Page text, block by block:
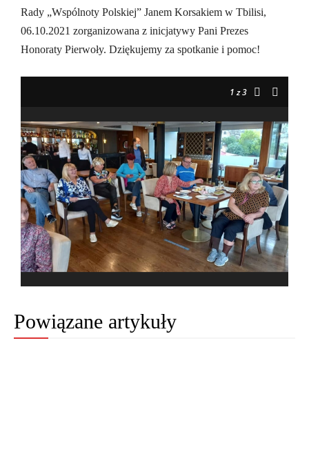
Rady „Wspólnoty Polskiej” Janem Korsakiem w Tbilisi,
06.10.2021 zorganizowana z inicjatywy Pani Prezes
Honoraty Pierwoły. Dziękujemy za spotkanie i pomoc!
1z 3
Powiązane artykuły